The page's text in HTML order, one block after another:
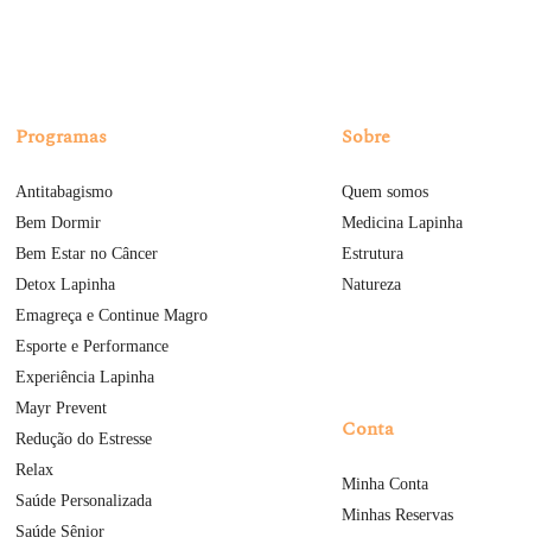
Programas
Antitabagismo
Bem Dormir
Bem Estar no Câncer
Detox Lapinha
Emagreça e Continue Magro
Esporte e Performance
Experiência Lapinha
Mayr Prevent
Redução do Estresse
Relax
Saúde Personalizada
Saúde Sênior
Sobre
Quem somos
Medicina Lapinha
Estrutura
Natureza
Conta
Minha Conta
Minhas Reservas